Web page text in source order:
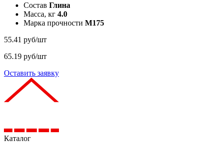
Состав Глина
Масса, кг 4.0
Марка прочности M175
55.41 руб/шт
65.19 руб/шт
Оставить заявку
Каталог